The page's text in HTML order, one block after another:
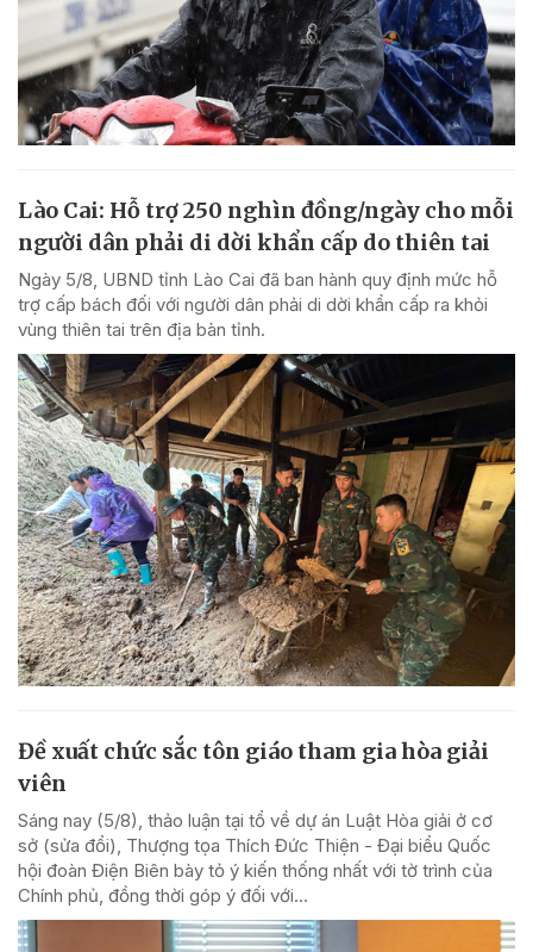
Lào Cai: Hỗ trợ 250 nghìn đồng/ngày cho mỗi
người dân phải di dời khẩn cấp do thiên tai
Ngày 5/8, UBND tỉnh Lào Cai đã ban hành quy định mức hỗ
trợ cấp bách đối với người dân phải di dời khẩn cấp ra khỏi
vùng thiên tai trên địa bàn tỉnh.
Đề xuất chức sắc tôn giáo tham gia hòa giải
viên
Sáng nay (5/8), thảo luận tại tổ về dự án Luật Hòa giải ở cơ
sở (sửa đổi), Thượng tọa Thích Đức Thiện - Đại biểu Quốc
hội đoàn Điện Biên bày tỏ ý kiến thống nhất với tờ trình của
Chính phủ, đồng thời góp ý đối với...